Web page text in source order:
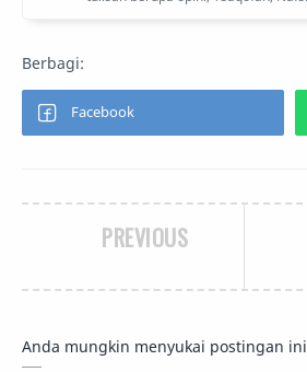
PREVIOUS
Anda mungkin menyukai postingan ini